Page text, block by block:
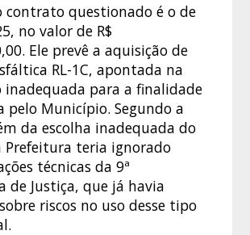
contrato questionado é o de
no valor de R$
Ele prevê a aquisição de
RL-1C, apontada na
inadequada para a finalidade
pelo Município. Segundo a
da escolha inadequada do
Prefeitura teria ignorado
técnicas da 9ª
de Justiça, que já havia
riscos no uso desse tipo